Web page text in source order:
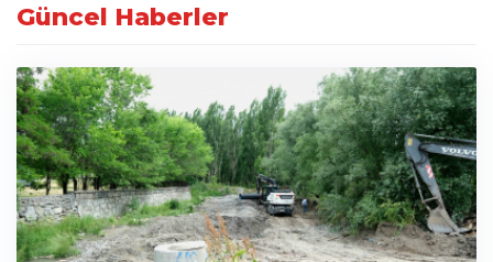
Güncel Haberler